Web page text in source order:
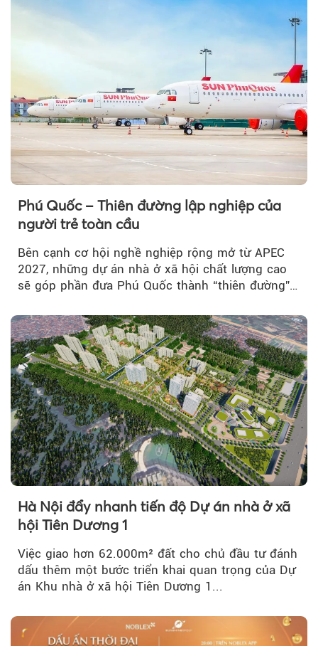
Phú Quốc – Thiên đường lập nghiệp của
người trẻ toàn cầu
Bên cạnh cơ hội nghề nghiệp rộng mở từ APEC
2027, những dự án nhà ở xã hội chất lượng cao
sẽ góp phần đưa Phú Quốc thành “thiên đường”
Hà Nội đẩy nhanh tiến độ Dự án nhà ở xã
hội Tiên Dương 1
Việc giao hơn 62.000m² đất cho chủ đầu tư đánh
dấu thêm một bước triển khai quan trọng của Dự
án Khu nhà ở xã hội Tiên Dương 1...